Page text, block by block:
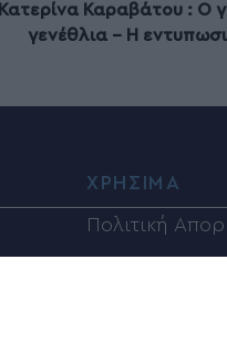
Κατερίνα Καραβάτου : Ο
γενέθλια – Η
ΧΡΗΣΙΜΑ
Πολιτική